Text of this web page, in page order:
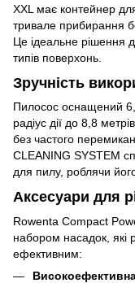
XXL має контейнер
тривале прибирання
Це ідеальне рішення
типів поверхонь.
Зручність
Пилосос оснащений
радіус дії до 8,8
без частого
CLEANING SYSTEM
для пилу, роблячи
Аксесуари для
Rowenta Compact
набором насадок, які
ефективним: